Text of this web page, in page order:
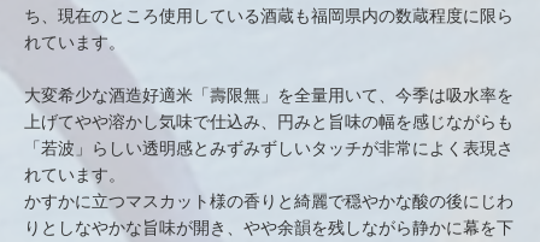
ち、現在のところ使用している酒蔵も福岡県内の数蔵程度に限ら
れています。
大変希少な酒造好適米「壽限無」を全量用いて、今季は吸水率を
上げてやや溶かし気味で仕込み、円みと旨味の幅を感じながらも
「若波」らしい透明感とみずみずしいタッチが非常によく表現さ
れています。
かすかに立つマスカット様の香りと綺麗で穏やかな酸の後にじわ
りとしなやかな旨味が開き、やや余韻を残しながら静かに幕を下